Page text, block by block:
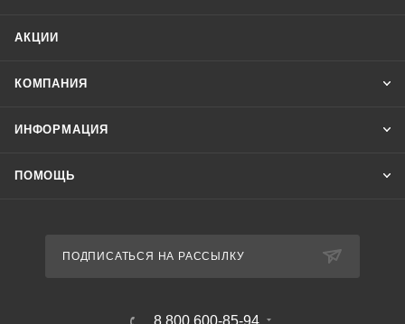
АКЦИИ
КОМПАНИЯ
ИНФОРМАЦИЯ
ПОМОЩЬ
ПОДПИСАТЬСЯ НА РАССЫЛКУ